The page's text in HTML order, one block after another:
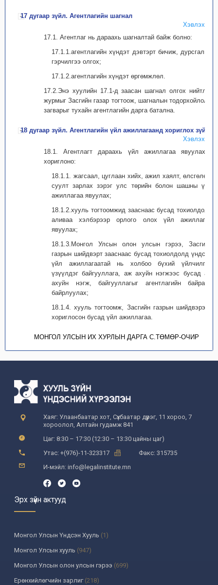
17 дугаар зүйл. Агентлагийн шагнал
Хэвлэх
17.1. Агентлаг нь дараахь шагналтай байж болно:
17.1.1.агентлагийн хүндэт дэвтэрт бичиж, дурсгалын
гэрчилгээ олгох;
17.1.2.агентлагийн хүндэт өргөмжлөл.
17.2.Энэ хуулийн 17.1-д заасан шагнал олгох нийтлэг
журмыг Засгийн газар тогтоож, шагналын тодорхойлолт,
загварыг тухайн агентлагийн дарга батална.
18 дугаар зүйл. Агентлагийн үйл ажиллагаанд хориглох зүйл
Хэвлэх
18.1. Агентлагт дараахь үйл ажиллагаа явуулахыг
хориглоно:
18.1.1. жагсаал, цуглаан хийх, ажил хаялт, өлсгөлөн,
суулт зарлах зэрэг улс төрийн болон шашны үйл
ажиллагаа явуулах;
18.1.2.хууль тогтоомжид зааснаас бусад тохиолдолд
аливаа хэлбэрээр орлого олох үйл ажиллагаа
явуулах;
18.1.3.Монгол Улсын олон улсын гэрээ, Засгийн
газрын шийдвэрт зааснаас бусад тохиолдолд үндсэн
үйл ажиллагаатай нь холбоо бүхий үйлчилгээ
үзүүлдэг байгууллага, аж ахуйн нэгжээс бусад аж
ахуйн нэгж, байгууллагыг агентлагийн байранд
байрлуулах;
18.1.4. хууль тогтоомж, Засгийн газрын шийдвэрээр
хориглосон бусад үйл ажиллагаа.
МОНГОЛ УЛСЫН ИХ ХУРЛЫН ДАРГА С.ТӨМӨР-ОЧИР
Хаяг: Улаанбаатар хот, Сүхбаатар дүүрэг, 11 хороо, 7
хороолол, Алтайн гудамж 841
Цаг: 8:30 – 17:30 (12:30 – 13:30 цайны цаг)
Утас: +(976)-11-323317
Факс: 315735
И-мэйл: info@legalinstitute.mn
Эрх зүйн актууд
Монгол Улсын Үндсэн Хууль (1)
Монгол Улсын хууль (947)
Монгол Улсын олон улсын гэрээ (699)
Ерөнхийлөгчийн зарлиг(218)